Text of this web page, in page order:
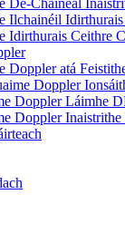
Ilchainéil
Idirthurais Ceithre
Doppler atá
Doppler
Doppler Láimhe
Doppler